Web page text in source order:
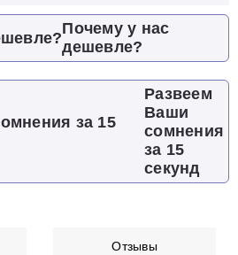
Почему у нас
дешевле?
Развеем
Ваши
сомнения
за 15
секунд
Отзывы